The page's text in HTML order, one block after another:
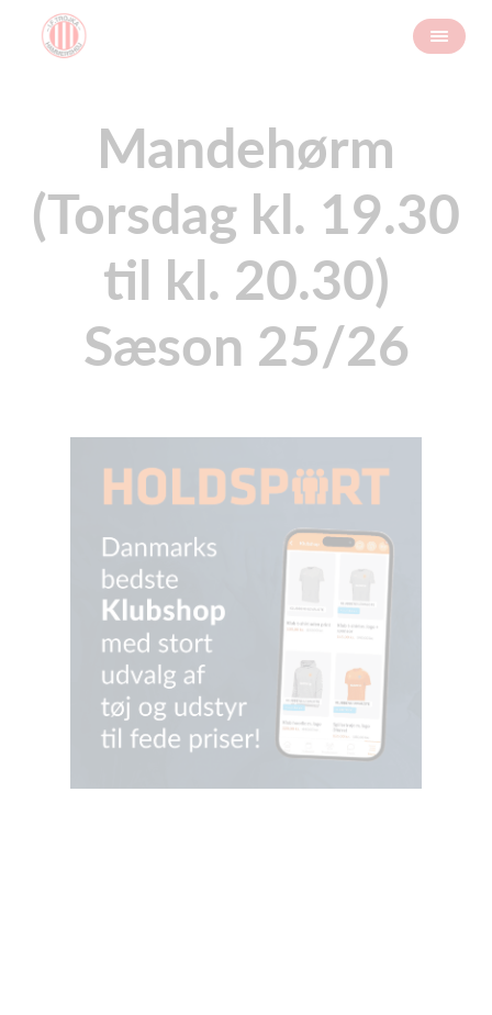
Mandehørm
(Torsdag kl. 19.30
til kl. 20.30)
Sæson 25/26